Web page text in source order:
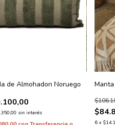
de Almohadon Noruego
sin interés
6 x